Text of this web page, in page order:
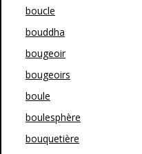
boucle
bouddha
bougeoir
bougeoirs
boule
boulesphère
bouquetière